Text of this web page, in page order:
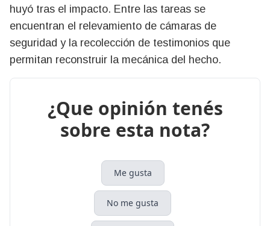
huyó tras el impacto. Entre las tareas se
encuentran el relevamiento de cámaras de
seguridad y la recolección de testimonios que
permitan reconstruir la mecánica del hecho.
¿Que opinión tenés
sobre esta nota?
Me gusta
No me gusta